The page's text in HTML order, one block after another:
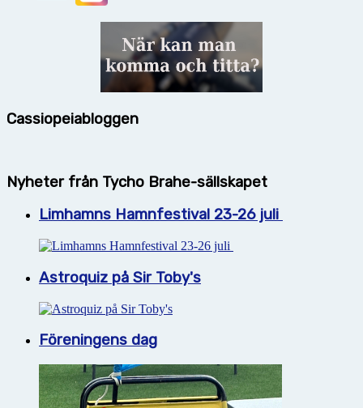
Cassiopeiabloggen
Nyheter från Tycho Brahe-sällskapet
Limhamns Hamnfestival 23-26 juli
Astroquiz på Sir Toby's
Föreningens dag